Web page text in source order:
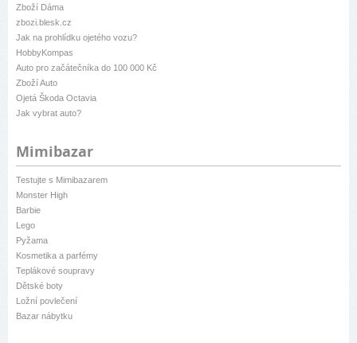
Zboží Dáma
zbozi.blesk.cz
Jak na prohlídku ojetého vozu?
HobbyKompas
Auto pro začátečníka do 100 000 Kč
Zboží Auto
Ojetá Škoda Octavia
Jak vybrat auto?
Mimibazar
Testujte s Mimibazarem
Monster High
Barbie
Lego
Pyžama
Kosmetika a parfémy
Teplákové soupravy
Dětské boty
Ložní povlečení
Bazar nábytku